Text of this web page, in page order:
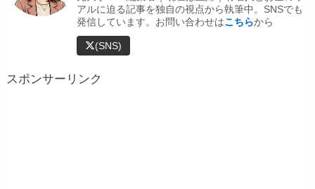
アルに迫る記事を独自の視点から執筆中。SNSでも
発信しています。お問い合わせはこちらから
(SNS)
スポンサーリンク